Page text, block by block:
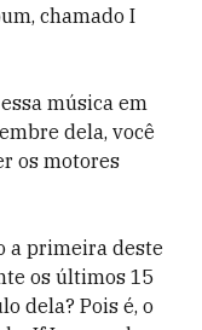
chamado I
música em
dela, você
os motores
a primeira deste
os últimos 15
dela? Pois é, o